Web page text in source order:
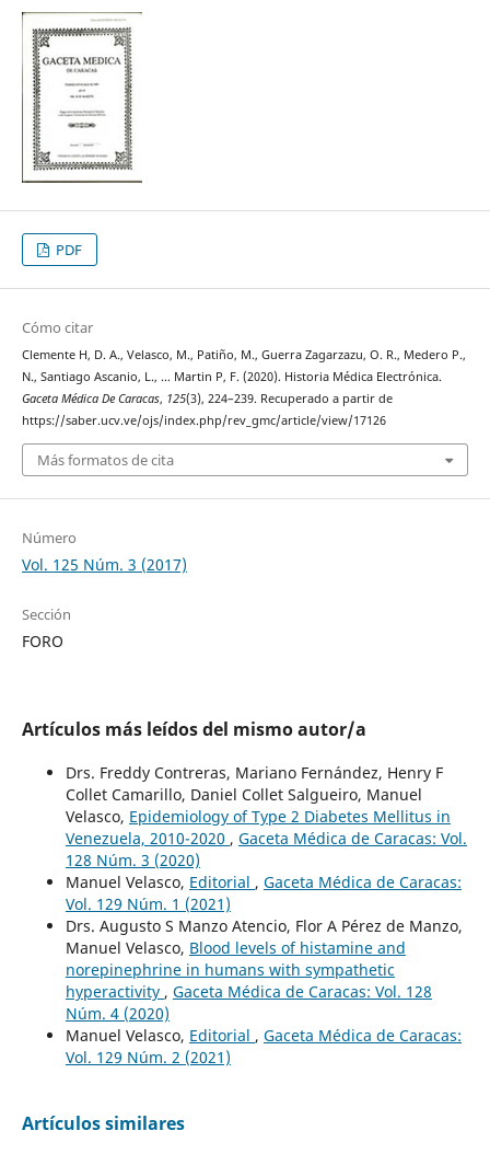
PDF
Cómo citar
Clemente H, D. A., Velasco, M., Patiño, M., Guerra Zagarzazu, O. R., Medero P.,
N., Santiago Ascanio, L., … Martin P, F. (2020). Historia Médica Electrónica.
Gaceta Médica De Caracas, 125(3), 224–239. Recuperado a partir de
https://saber.ucv.ve/ojs/index.php/rev_gmc/article/view/17126
Más formatos de cita
Número
Vol. 125 Núm. 3 (2017)
Sección
FORO
Artículos más leídos del mismo autor/a
Drs. Freddy Contreras, Mariano Fernández, Henry F
Collet Camarillo, Daniel Collet Salgueiro, Manuel
Velasco, Epidemiology of Type 2 Diabetes Mellitus in
Venezuela, 2010-2020 , Gaceta Médica de Caracas: Vol.
128 Núm. 3 (2020)
Manuel Velasco, Editorial , Gaceta Médica de Caracas:
Vol. 129 Núm. 1 (2021)
Drs. Augusto S Manzo Atencio, Flor A Pérez de Manzo,
Manuel Velasco, Blood levels of histamine and
norepinephrine in humans with sympathetic
hyperactivity , Gaceta Médica de Caracas: Vol. 128
Núm. 4 (2020)
Manuel Velasco, Editorial , Gaceta Médica de Caracas:
Vol. 129 Núm. 2 (2021)
Artículos similares